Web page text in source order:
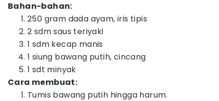
Bahan-bahan:
250 gram dada ayam, iris tipis
2 sdm saus teriyaki
1 sdm kecap manis
1 siung bawang putih, cincang
1 sdt minyak
Cara membuat:
Tumis bawang putih hingga harum.